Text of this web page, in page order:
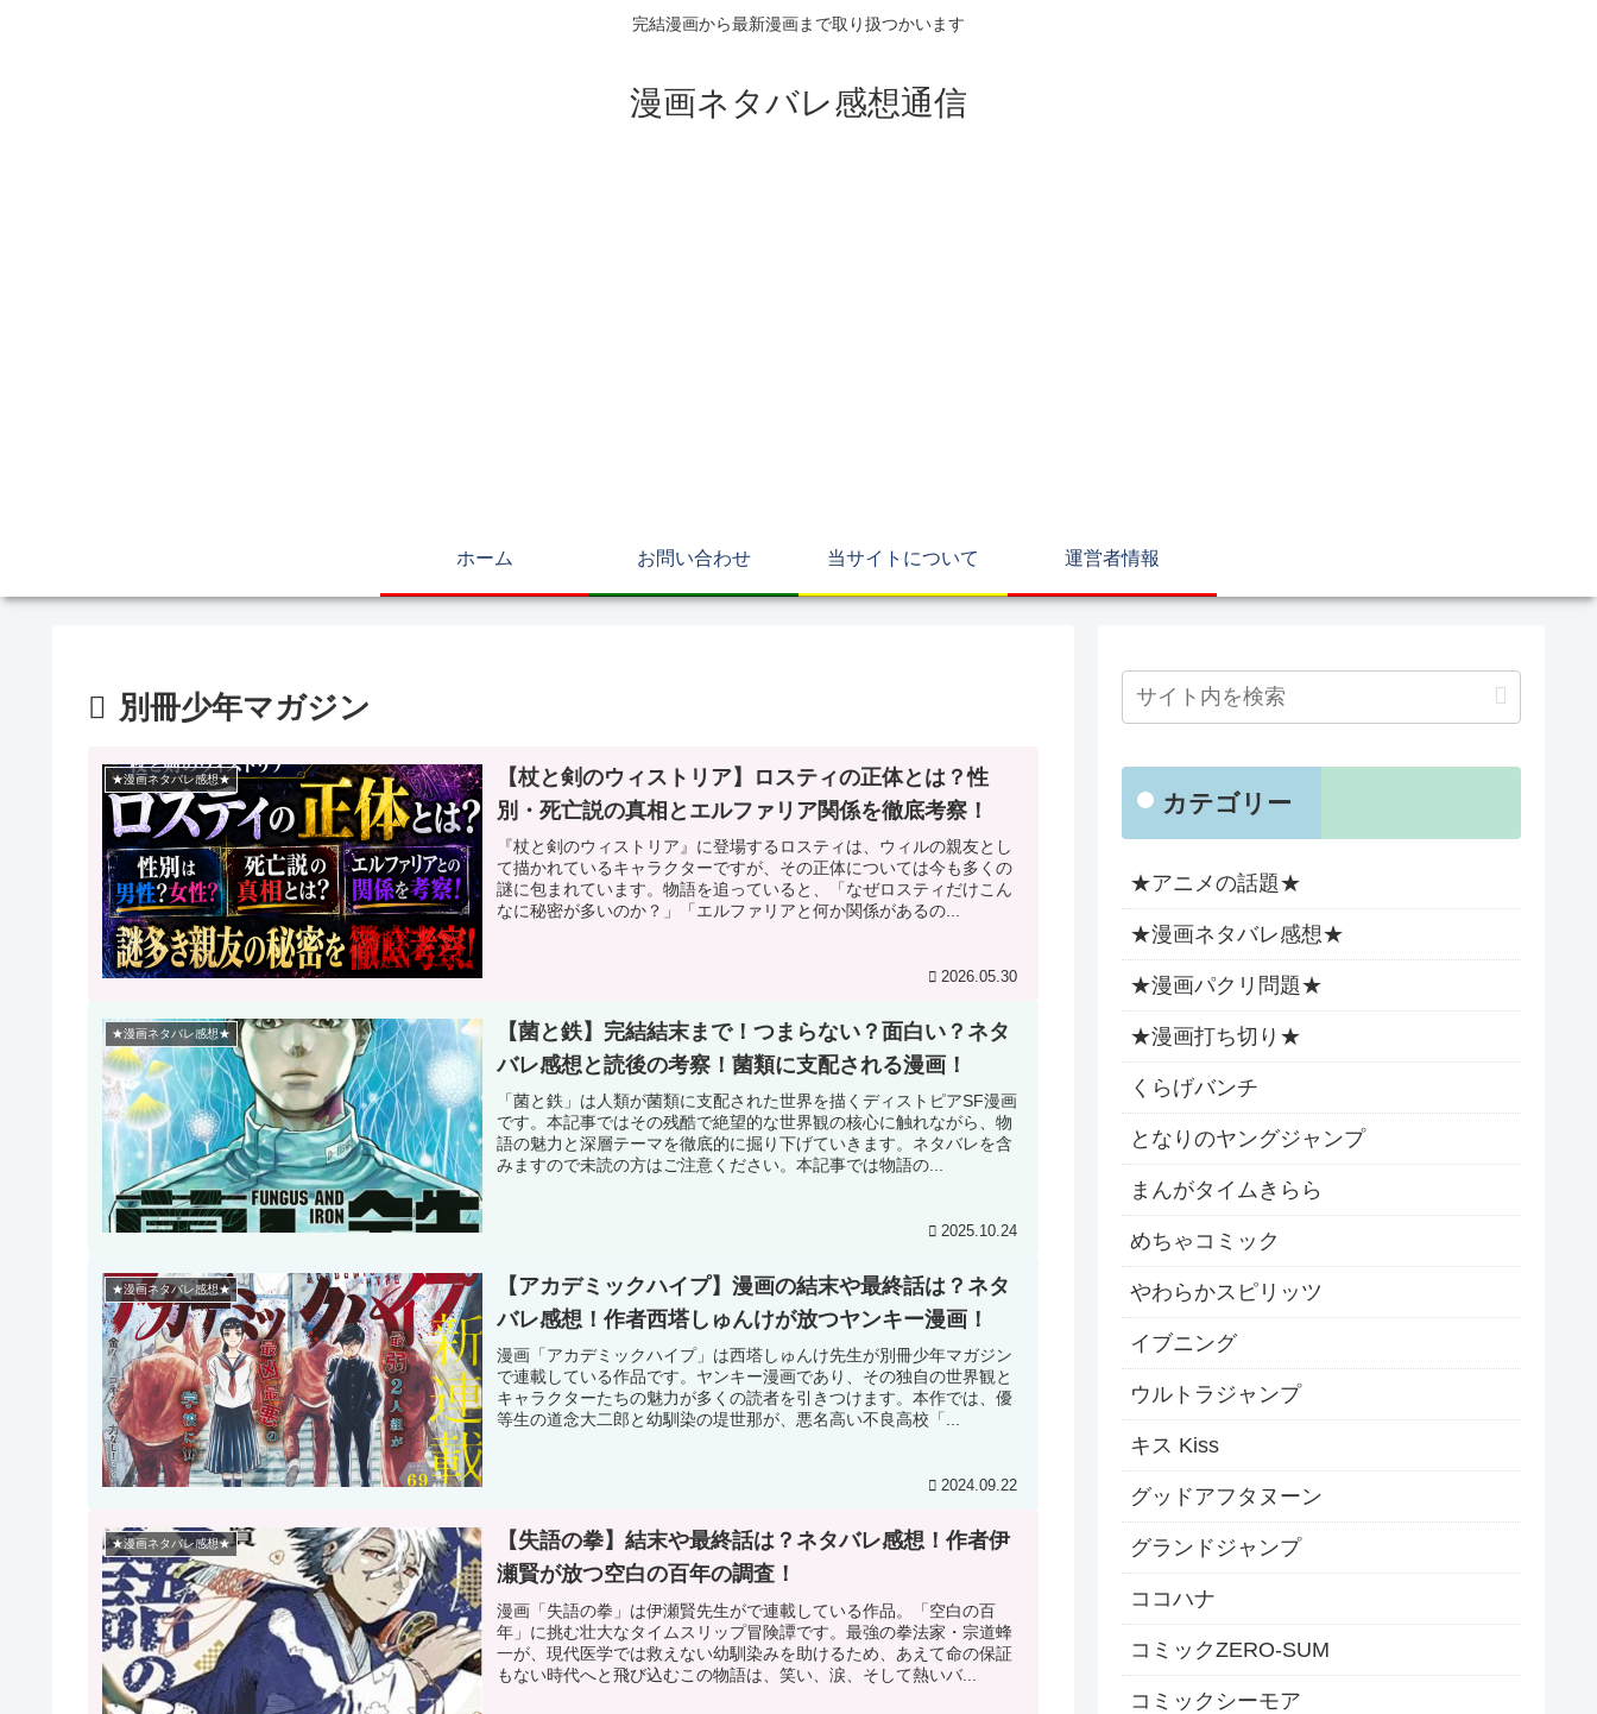
完結漫画から最新漫画まで取り扱つかいます
漫画ネタバレ感想通信
ホーム お問い合わせ 当サイトについて 運営者情報
別冊少年マガジン
★漫画ネタバレ感想★
【杖と剣のウィストリア】ロスティの正体とは？性
別・死亡説の真相とエルファリア関係を徹底考察！
『杖と剣のウィストリア』に登場するロスティは、ウィルの親友とし
て描かれているキャラクターですが、その正体については今も多くの
謎に包まれています。物語を追っていると、「なぜロスティだけこん
なに秘密が多いのか？」「エルファリアと何か関係があるの...
2026.05.30
★漫画ネタバレ感想★
【菌と鉄】完結結末まで！つまらない？面白い？ネタ
バレ感想と読後の考察！菌類に支配される漫画！
「菌と鉄」は人類が菌類に支配された世界を描くディストピアSF漫画
です。本記事ではその残酷で絶望的な世界観の核心に触れながら、物
語の魅力と深層テーマを徹底的に掘り下げていきます。ネタバレを含
みますので未読の方はご注意ください。本記事では物語の...
2025.10.24
★漫画ネタバレ感想★
【アカデミックハイプ】漫画の結末や最終話は？ネタ
バレ感想！作者西塔しゅんけが放つヤンキー漫画！
漫画「アカデミックハイプ」は西塔しゅんけ先生が別冊少年マガジン
で連載している作品です。ヤンキー漫画であり、その独自の世界観と
キャラクターたちの魅力が多くの読者を引きつけます。本作では、優
等生の道念大二郎と幼馴染の堤世那が、悪名高い不良高校「...
2024.09.22
★漫画ネタバレ感想★
【失語の拳】結末や最終話は？ネタバレ感想！作者伊
瀬賢が放つ空白の百年の調査！
漫画「失語の拳」は伊瀬賢先生がで連載している作品。「空白の百
年」に挑む壮大なタイムスリップ冒険譚です。最強の拳法家・宗道蜂
一が、現代医学では救えない幼馴染みを助けるため、あえて命の保証
もない時代へと飛び込むこの物語は、笑い、涙、そして熱いバ...
カテゴリー
★アニメの話題★
★漫画ネタバレ感想★
★漫画パクリ問題★
★漫画打ち切り★
くらげバンチ
となりのヤングジャンプ
まんがタイムきらら
めちゃコミック
やわらかスピリッツ
イブニング
ウルトラジャンプ
キス Kiss
グッドアフタヌーン
グランドジャンプ
ココハナ
コミックZERO-SUM
コミックシーモア